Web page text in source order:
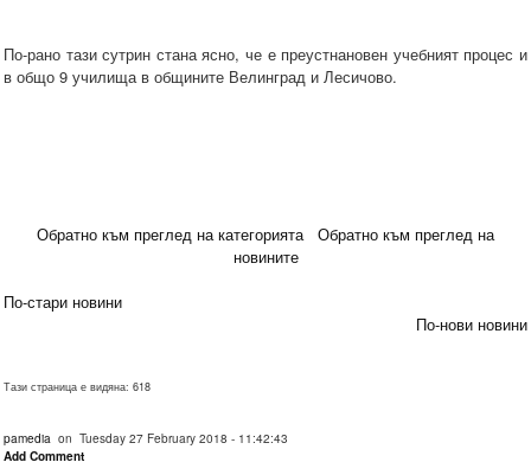
По-рано тази сутрин стана ясно, че е преустнановен учебният процес и
в общо 9 училища в общините Велинград и Лесичово.
Обратно към преглед на категорията
Обратно към преглед на
новините
По-стари новини
По-нови новини
Тази страница е видяна: 618
pamedia on Tuesday 27 February 2018 - 11:42:43
Add Comment